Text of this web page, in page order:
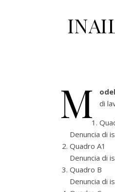
M
di
Denuncia di
Quadro A1
Denuncia di
Quadro B
Denuncia di